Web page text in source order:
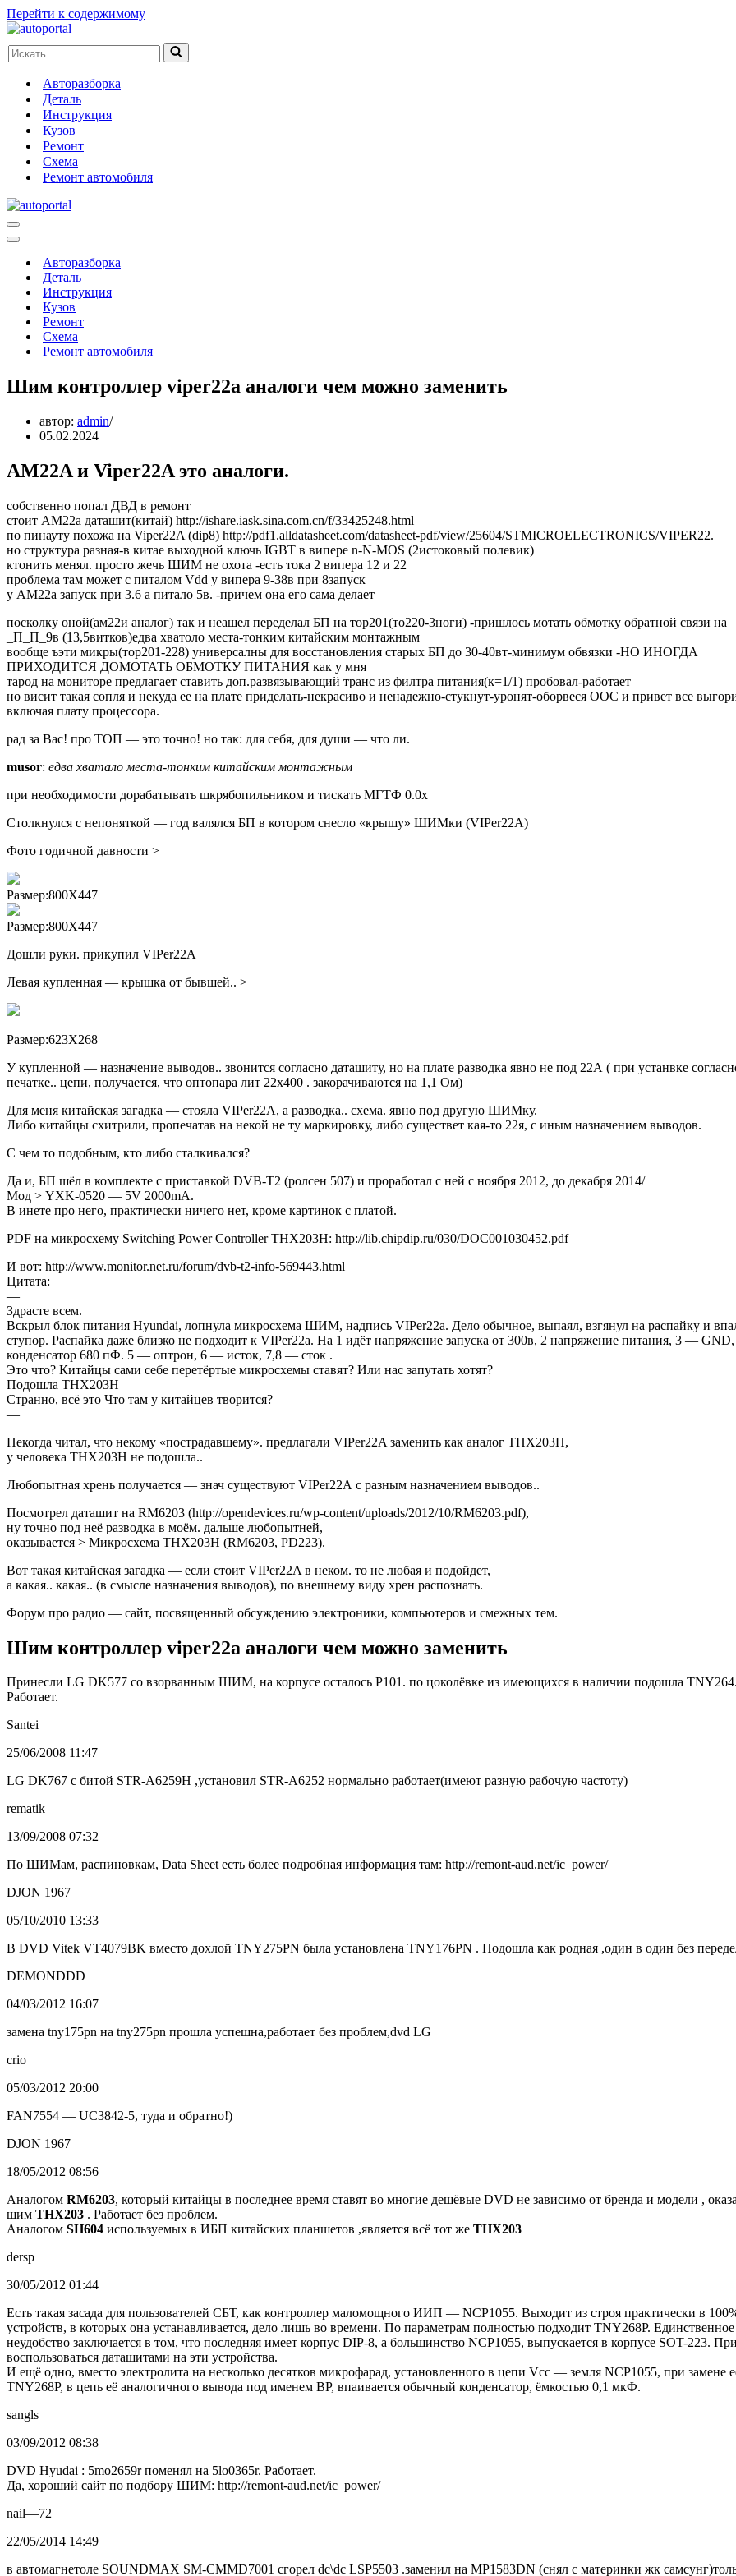
Перейти к содержимому
Искать...
Авторазборка
Деталь
Инструкция
Кузов
Ремонт
Схема
Ремонт автомобиля
Меню
навигации
Меню
навигацииАвторазборка
Деталь
Инструкция
Кузов
Ремонт
Схема
Ремонт автомобиля
Шим контроллер viper22a аналоги чем можно заменить
автор: admin
05.02.2024
AM22A и Viper22A это аналоги.
собственно попал ДВД в ремонт
стоит АМ22а даташит(китай) http://ishare.iask.sina.com.cn/f/33425248.html
по пинауту похожа на Viper22A (dip8) http://pdf1.alldatasheet.com/datasheet-pdf/view/25604/STMICROELECTRONICS/VIPER22.
но структура разная-в китае выходной ключь IGBT в випере n-N-MOS (2истоковый полевик)
ктонить менял. просто жечь ШИМ не охота -есть тока 2 випера 12 и 22
проблема там может с питалом Vdd у випера 9-38в при 8запуск
у АМ22а запуск при 3.6 а питало 5в. -причем она его сама делает
посколку оной(ам22и аналог) так и неашел переделал БП на тор201(то220-3ноги) -пришлось мотать обмотку обратной связи на
_П_П_9в (13,5витков)едва хватоло места-тонким китайским монтажным
вообще ъэти микры(тор201-228) универсалны для восстановления старых БП до 30-40вт-минимум обвязки -НО ИНОГДА
ПРИХОДИТСЯ ДОМОТАТЬ ОБМОТКУ ПИТАНИЯ как у мня
тарод на мониторе предлагает ставить доп.развязывающий транс из филтра питания(к=1/1) пробовал-работает
но висит такая сопля и некуда ее на плате приделать-некрасиво и ненадежно-стукнут-уронят-оборвеся ООС и привет все
включая плату процессора.
рад за Вас! про ТОП — это точно! но так: для себя, для души — что ли.
musor: едва хватало места-тонким китайским монтажным
при необходимости дорабатывать шкрябопильником и тискать МГТФ 0.0x
Столкнулся с непоняткой — год валялся БП в котором снесло «крышу» ШИМки (VIPer22A)
Фото годичной давности >
Размер:800X447
Размер:800X447
Дошли руки. прикупил VIPer22A
Левая купленная — крышка от бывшей.. >
Размер:623X268
У купленной — назначение выводов.. звонится согласно даташиту, но на плате разводка явно не под 22А ( при устанвке
печатке.. цепи, получается, что оптопара лит 22х400 . закорачиваются на 1,1 Ом)
Для меня китайская загадка — стояла VIPer22A, а разводка.. схема. явно под другую ШИМку.
Либо китайцы схитрили, пропечатав на некой не ту маркировку, либо существет кая-то 22я, с иным назначением выводов.
С чем то подобным, кто либо сталкивался?
Да и, БП шёл в комплекте с приставкой DVB-T2 (ролсен 507) и проработал с ней с ноября 2012, до декабря 2014/
Мод > YXK-0520 — 5V 2000mA.
В инете про него, практически ничего нет, кроме картинок с платой.
PDF на микросхему Switching Power Controller THX203H: http://lib.chipdip.ru/030/DOC001030452.pdf
И вот: http://www.monitor.net.ru/forum/dvb-t2-info-569443.html
Цитата:
—
Здрасте всем.
Вскрыл блок питания Hyundai, лопнула микросхема ШИМ, надпись VIPer22a. Дело обычное, выпаял, взгянул на распайку и
ступор. Распайка даже близко не подходит к VIPer22a. На 1 идёт напряжение запуска от 300в, 2 напряжение питания, 3 —
конденсатор 680 пФ. 5 — оптрон, 6 — исток, 7,8 — сток .
Это что? Китайцы сами себе перетёртые микросхемы ставят? Или нас запутать хотят?
Подошла THX203H
Странно, всё это Что там у китайцев творится?
—
Некогда читал, что некому «пострадавшему». предлагали VIPer22A заменить как аналог THX203H,
у человека THX203H не подошла..
Любопытная хрень получается — знач существуют VIPer22А с разным назначением выводов..
Посмотрел даташит на RM6203 (http://opendevices.ru/wp-content/uploads/2012/10/RM6203.pdf),
ну точно под неё разводка в моём. дальше любопытней,
оказывается > Микросхема THX203H (RM6203, PD223).
Вот такая китайская загадка — если стоит VIPer22A в неком. то не любая и подойдет,
а какая.. какая.. (в смысле назначения выводов), по внешнему виду хрен распознать.
Форум про радио — сайт, посвященный обсуждению электроники, компьютеров и смежных тем.
Шим контроллер viper22a аналоги чем можно заменить
Принесли LG DK577 со взорванным ШИМ, на корпусе осталось P101. по цоколёвке из имеющихся в наличии подошла TNY264.
Работает.
Santei
25/06/2008 11:47
LG DK767 с битой STR-A6259H ,установил STR-A6252 нормально работает(имеют разную рабочую частоту)
rematik
13/09/2008 07:32
По ШИМам, распиновкам, Data Sheet есть более подробная информация там: http://remont-aud.net/ic_power/
DJON 1967
05/10/2010 13:33
В DVD Vitek VT4079BK вместо дохлой TNY275PN была установлена TNY176PN . Подошла как родная ,один в один без
DEMONDDD
04/03/2012 16:07
замена tny175pn на tny275pn прошла успешна,работает без проблем,dvd LG
crio
05/03/2012 20:00
FAN7554 — UC3842-5, туда и обратно!)
DJON 1967
18/05/2012 08:56
Аналогом RM6203, который китайцы в последнее время ставят во многие дешёвые DVD не зависимо от бренда и модели ,
шим THX203 . Работает без проблем.
Аналогом SH604 используемых в ИБП китайских планшетов ,является всё тот же THX203
dersp
30/05/2012 01:44
Есть такая засада для пользователей СБТ, как контроллер маломощного ИИП — NCP1055. Выходит из строя практически в
устройств, в которых она устанавливается, дело лишь во времени. По параметрам полностью подходит TNY268P. Единственное
неудобство заключается в том, что последняя имеет корпус DIP-8, а большинство NCP1055, выпускается в корпусе SOT-223.
воспользоваться даташитами на эти устройства.
И ещё одно, вместо электролита на несколько десятков микрофарад, установленного в цепи Vcc — земля NCP1055, при замене
TNY268P, в цепь её аналогичного вывода под именем BP, впаивается обычный конденсатор, ёмкостью 0,1 мкФ.
sangls
03/09/2012 08:38
DVD Hyudai : 5mo2659r поменял на 5lo0365r. Работает.
Да, хороший сайт по подбору ШИМ: http://remont-aud.net/ic_power/
nail—72
22/05/2014 14:49
в автомагнетоле SOUNDMAX SM-CMMD7001 сгорел dc\dc LSP5503 .заменил на MP1583DN (снял с материнки жк